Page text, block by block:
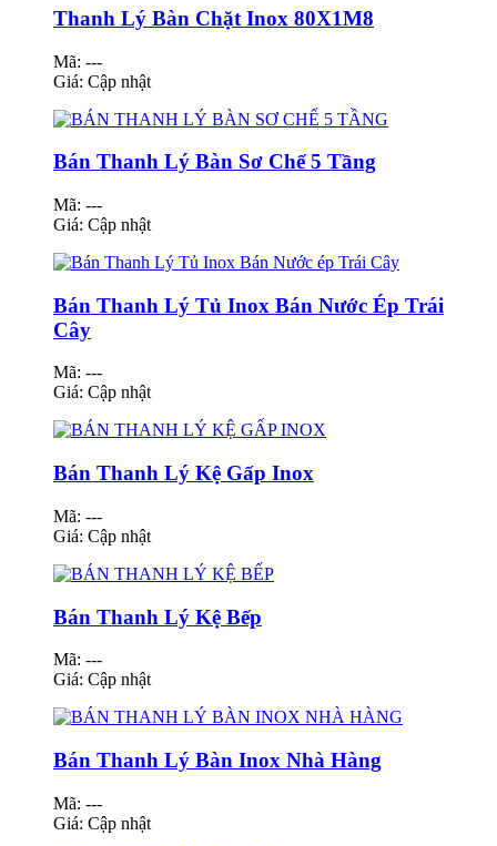
Thanh Lý Bàn Chặt Inox 80X1M8
Mã: ---
Giá: Cập nhật
Bán Thanh Lý Bàn Sơ Chế 5 Tầng
Mã: ---
Giá: Cập nhật
Bán Thanh Lý Tủ Inox Bán Nước Ép Trái
Cây
Mã: ---
Giá: Cập nhật
Bán Thanh Lý Kệ Gấp Inox
Mã: ---
Giá: Cập nhật
Bán Thanh Lý Kệ Bếp
Mã: ---
Giá: Cập nhật
Bán Thanh Lý Bàn Inox Nhà Hàng
Mã: ---
Giá: Cập nhật